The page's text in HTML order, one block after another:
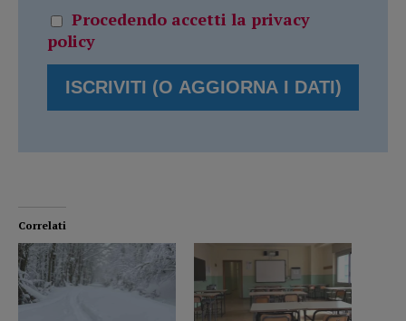
Procedendo accetti la privacy
policy
Correlati